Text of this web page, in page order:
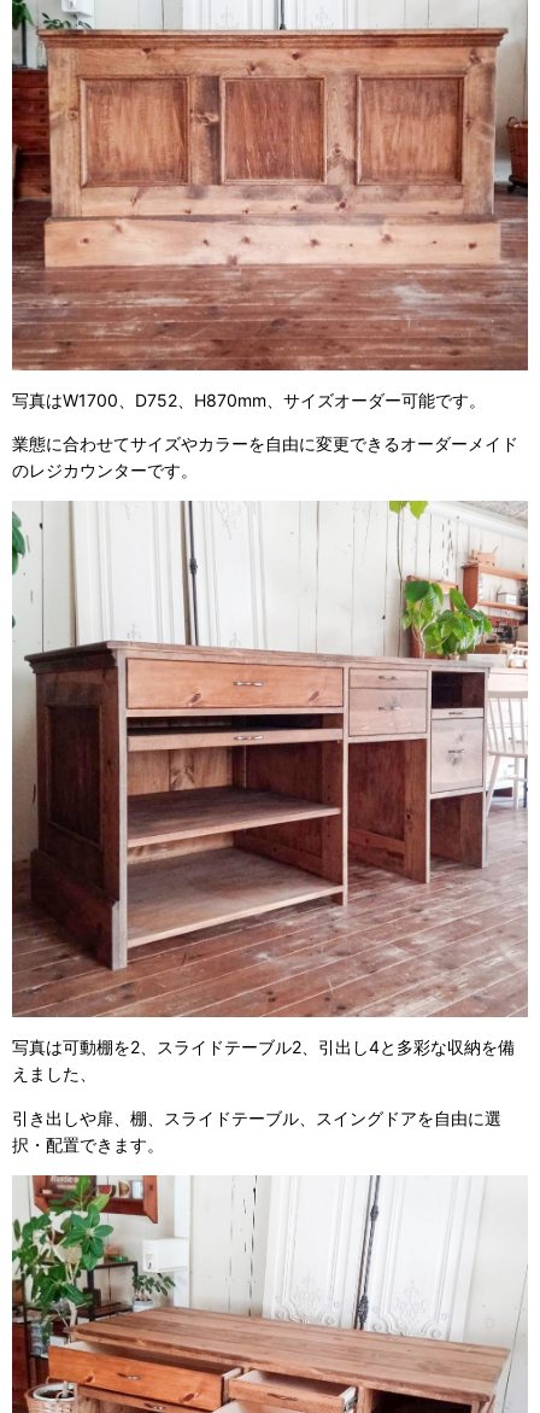
写真はW1700、D752、H870mm、サイズオーダー可能です。
業態に合わせてサイズやカラーを自由に変更できるオーダーメイド
のレジカウンターです。
写真は可動棚を2、スライドテーブル2、引出し4と多彩な収納を備
えました、
引き出しや扉、棚、スライドテーブル、スイングドアを自由に選
択・配置できます。